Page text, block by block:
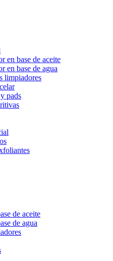
en base de aceite
en base de agua
limpiadores
pads
de aceite
de agua